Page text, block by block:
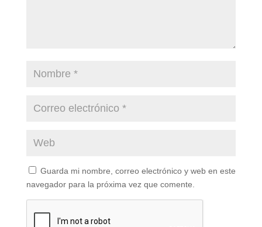
Guarda mi nombre, correo electrónico y web en este
navegador para la próxima vez que comente.